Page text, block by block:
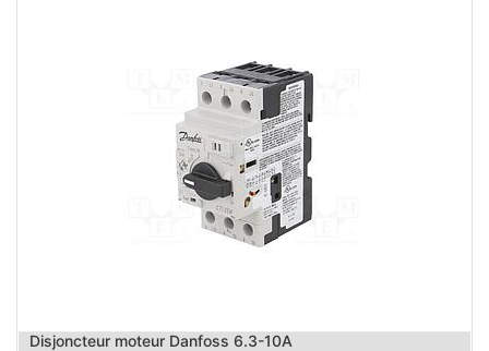
Disjoncteur moteur Danfoss 6.3-10A